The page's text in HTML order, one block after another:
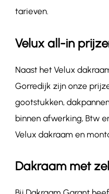
tarieven.
Velux all-in
Naast het Velux
Gorredijk zijn onze
gootstukken,
binnen afwerking, Btw
Velux dakraam en
Dakraam met